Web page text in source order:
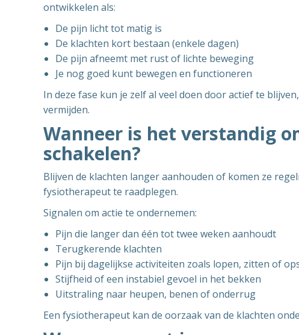
ontwikkelen als:
De pijn licht tot matig is
De klachten kort bestaan (enkele dagen)
De pijn afneemt met rust of lichte beweging
Je nog goed kunt bewegen en functioneren
In deze fase kun je zelf al veel doen door actief te
vermijden.
Wanneer is het verstandig
schakelen?
Blijven de klachten langer aanhouden of komen ze
fysiotherapeut te raadplegen.
Signalen om actie te ondernemen:
Pijn die langer dan één tot twee weken aanhoudt
Terugkerende klachten
Pijn bij dagelijkse activiteiten zoals lopen, zitten of
Stijfheid of een instabiel gevoel in het bekken
Uitstraling naar heupen, benen of onderrug
Een fysiotherapeut kan de oorzaak van de klachten